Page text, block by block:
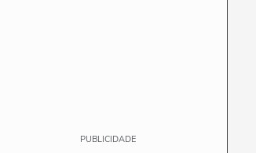
PUBLICIDADE